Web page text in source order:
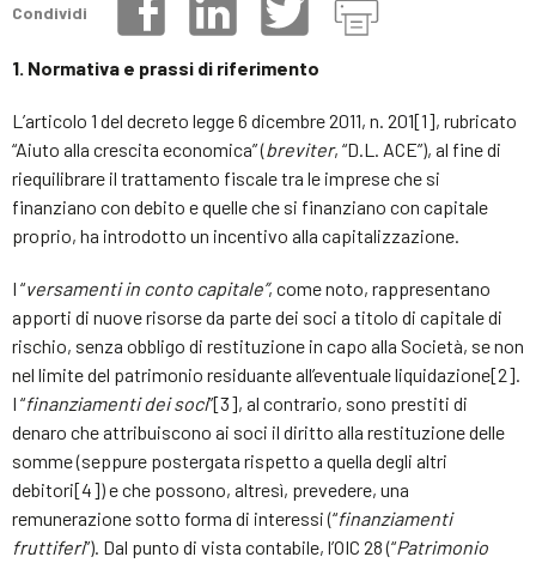
Condividi
1. Normativa e prassi di riferimento
L’articolo 1 del decreto legge 6 dicembre 2011, n. 201[1], rubricato
“Aiuto alla crescita economica” (breviter, “D.L. ACE”), al fine di
riequilibrare il trattamento fiscale tra le imprese che si
finanziano con debito e quelle che si finanziano con capitale
proprio, ha introdotto un incentivo alla capitalizzazione.
I “versamenti in conto capitale”, come noto, rappresentano
apporti di nuove risorse da parte dei soci a titolo di capitale di
rischio, senza obbligo di restituzione in capo alla Società, se non
nel limite del patrimonio residuante all’eventuale liquidazione[2].
I “finanziamenti dei soci”[3], al contrario, sono prestiti di
denaro che attribuiscono ai soci il diritto alla restituzione delle
somme (seppure postergata rispetto a quella degli altri
debitori[4]) e che possono, altresì, prevedere, una
remunerazione sotto forma di interessi (“finanziamenti
fruttiferi”). Dal punto di vista contabile, l’OIC 28 (“Patrimonio